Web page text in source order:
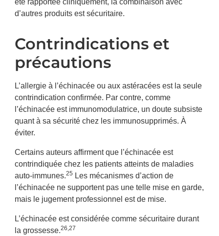
d’autres produits est sécuritaire.
Contrindications et
précautions
L’allergie à l’échinacée ou aux astéracées est la seule
contrindication confirmée. Par contre, comme
l’échinacée est immunomodulatrice, un doute subsiste
quant à sa sécurité chez les immunosupprimés. À
éviter.
Certains auteurs affirment que l’échinacée est
contrindiquée chez les patients atteints de maladies
auto-immunes.25 Les mécanismes d’action de
l’échinacée ne supportent pas une telle mise en garde,
mais le jugement professionnel est de mise.
L’échinacée est considérée comme sécuritaire durant
la grossesse.26,27